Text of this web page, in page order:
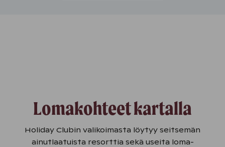
Lomakohteet kartalla
Holiday Clubin valikoimasta löytyy seitsemän
ainutlaatuista resorttia sekä useita loma-